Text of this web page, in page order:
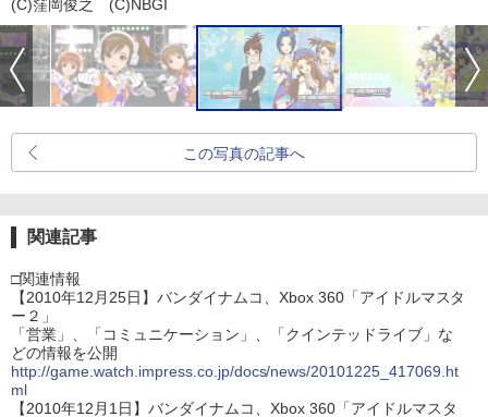
(C)窪岡俊之 (C)NBGI
この写真の記事へ
関連記事
□関連情報
【2010年12月25日】バンダイナムコ、Xbox 360「アイドルマスタ
ー２」
「営業」、「コミュニケーション」、「クインテッドライブ」な
どの情報を公開
http://game.watch.impress.co.jp/docs/news/20101225_417069.ht
ml
【2010年12月1日】バンダイナムコ、Xbox 360「アイドルマスタ